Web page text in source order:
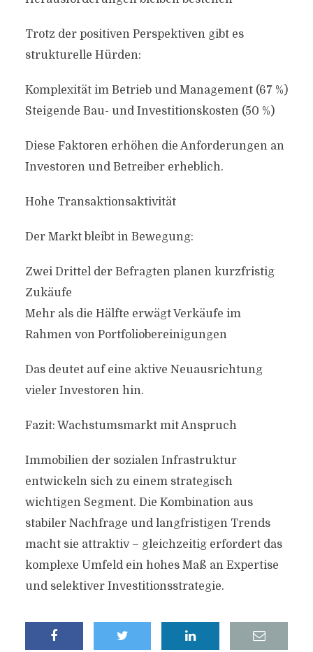
Trotz der positiven Perspektiven gibt es
strukturelle Hürden:
Komplexität im Betrieb und Management (67 %)
Steigende Bau- und Investitionskosten (50 %)
Diese Faktoren erhöhen die Anforderungen an
Investoren und Betreiber erheblich.
Hohe Transaktionsaktivität
Der Markt bleibt in Bewegung:
Zwei Drittel der Befragten planen kurzfristig
Zukäufe
Mehr als die Hälfte erwägt Verkäufe im
Rahmen von Portfoliobereinigungen
Das deutet auf eine aktive Neuausrichtung
vieler Investoren hin.
Fazit: Wachstumsmarkt mit Anspruch
Immobilien der sozialen Infrastruktur
entwickeln sich zu einem strategisch
wichtigen Segment. Die Kombination aus
stabiler Nachfrage und langfristigen Trends
macht sie attraktiv – gleichzeitig erfordert das
komplexe Umfeld ein hohes Maß an Expertise
und selektiver Investitionsstrategie.